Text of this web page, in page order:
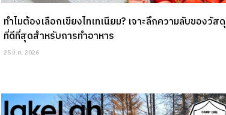
ทำไมต้องเลือกเขียงไทเทเนียม? เจาะลึกความลับของวัสดุ
ที่ดีที่สุดสำหรับการทำอาหาร
25 มี.ค. 2026